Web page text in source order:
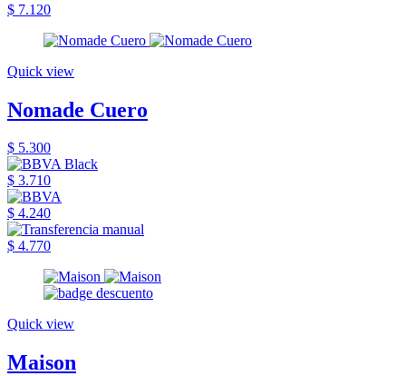
$ 7.120
Quick view
Nomade Cuero
$ 5.300
$ 3.710
$ 4.240
$ 4.770
Quick view
Maison